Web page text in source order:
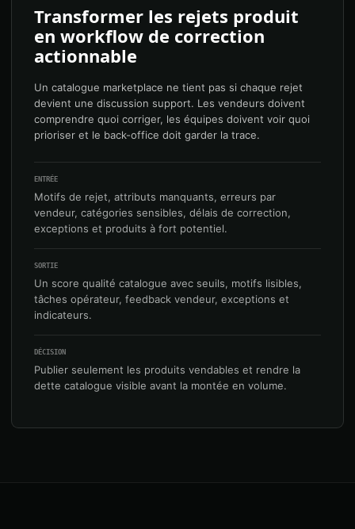
Transformer les rejets produit
en workflow de correction
actionnable
Un catalogue marketplace ne tient pas si chaque rejet
devient une discussion support. Les vendeurs doivent
comprendre quoi corriger, les équipes doivent voir quoi
prioriser et le back-office doit garder la trace.
ENTRÉE
Motifs de rejet, attributs manquants, erreurs par
vendeur, catégories sensibles, délais de correction,
exceptions et produits à fort potentiel.
SORTIE
Un score qualité catalogue avec seuils, motifs lisibles,
tâches opérateur, feedback vendeur, exceptions et
indicateurs.
DÉCISION
Publier seulement les produits vendables et rendre la
dette catalogue visible avant la montée en volume.